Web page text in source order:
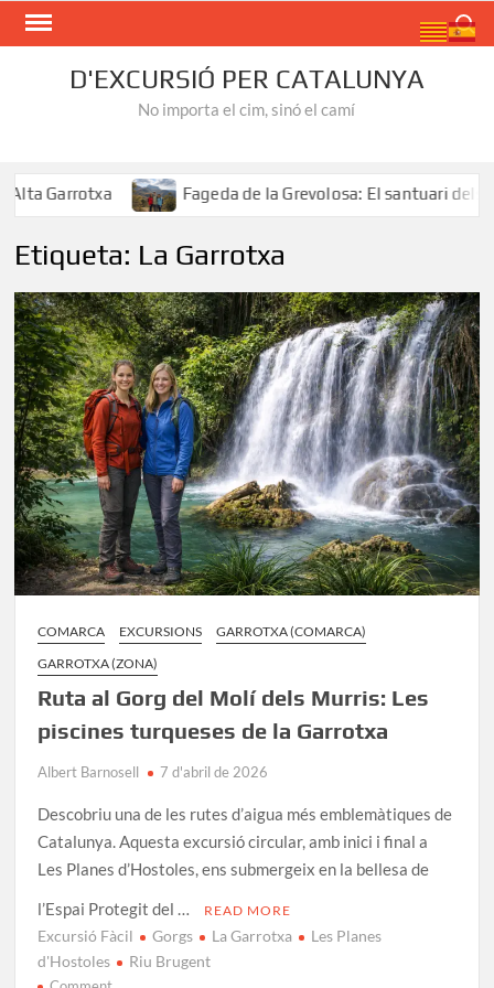
Skip
D'EXCURSIÓ PER CATALUNYA
No importa el cim, sinó el camí
Fageda de la Grevolosa: El santuari dels
Etiqueta: La Garrotxa
COMARCA EXCURSIONS
GARROTXA (COMARCA)
GARROTXA (ZONA)
Ruta al Gorg del Molí dels Murris: Les
piscines turqueses de la Garrotxa
Albert Barnosell 7 d'abril de 2026
Descobriu una de les rutes d’aigua més emblemàtiques de
Catalunya. Aquesta excursió circular, amb inici i final a
Les Planes d’Hostoles, ens submergeix en la bellesa de
l’Espai Protegit del …
READ MORE
Excursió Fàcil Gorgs La Garrotxa
Les Planes
d'Hostoles
Riu Brugent
on